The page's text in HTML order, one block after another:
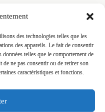
des technologies telles que les
des appareils. Le fait de consentir
telles que le comportement de
ne pas consentir ou de retirer son
caractéristiques et fonctions.
nouvelle vidéo
HOPLA GAZ, UNE
!France Biogaz
présenter sa toute
deux unités
Alsace : JETZA GAZ
watch?